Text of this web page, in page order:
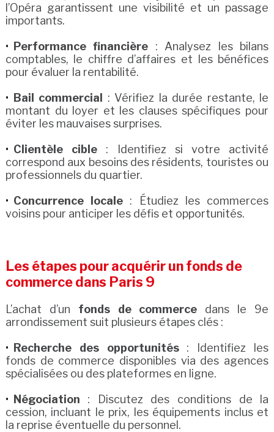
l’Opéra garantissent une visibilité et un passage
importants.
Performance financière : Analysez les bilans
comptables, le chiffre d’affaires et les bénéfices
pour évaluer la rentabilité.
Bail commercial : Vérifiez la durée restante, le
montant du loyer et les clauses spécifiques pour
éviter les mauvaises surprises.
Clientèle cible : Identifiez si votre activité
correspond aux besoins des résidents, touristes ou
professionnels du quartier.
Concurrence locale : Étudiez les commerces
voisins pour anticiper les défis et opportunités.
Les étapes pour acquérir un fonds de
commerce dans Paris 9
L’achat d’un fonds de commerce dans le 9e
arrondissement suit plusieurs étapes clés :
Recherche des opportunités: Identifiez les
fonds de commerce disponibles via des agences
spécialisées ou des plateformes en ligne.
Négociation : Discutez des conditions de la
cession, incluant le prix, les équipements inclus et
la reprise éventuelle du personnel.